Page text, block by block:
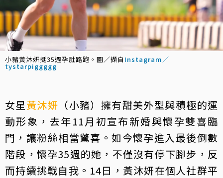
小豬黃沐妍挺35週孕肚路跑。圖／擷自 Instagram／
tystarpiggggg
女星黃沐妍 （小豬）擁有甜美外型與積極的運
動形象，去年11月初宣布新婚與懷孕雙喜臨
門，讓粉絲相當驚喜。如今懷孕進入最後倒數
階段，懷孕35週的她，不僅沒有停下腳步，反
而持續挑戰自我。14日，黃沐妍在個人社群平